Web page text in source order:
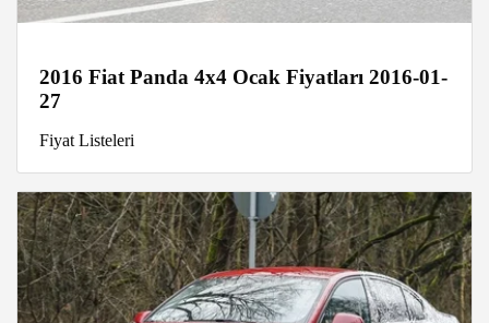
2016 Fiat Panda 4x4 Ocak Fiyatları 2016-01-
27
Fiyat Listeleri